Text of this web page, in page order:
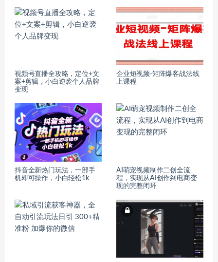
视频号直播全攻略，定位+文
案+剪辑，小白逆袭个人品牌
变现
企业短视频-矩阵爆客战法线
上课程
抖音全新热门玩法，一部手
机即可操作，小白轻松1k
AI萌宠视频制作二创全流
程，实现从AI创作到电商变
现的完整闭环